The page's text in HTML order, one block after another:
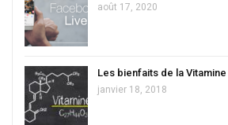
août 17, 2020
Les bienfaits de la Vitamine
janvier 18, 2018